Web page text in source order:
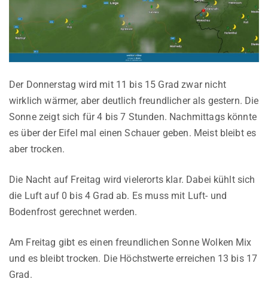
Der Donnerstag wird mit 11 bis 15 Grad zwar nicht
wirklich wärmer, aber deutlich freundlicher als gestern. Die
Sonne zeigt sich für 4 bis 7 Stunden. Nachmittags könnte
es über der Eifel mal einen Schauer geben. Meist bleibt es
aber trocken.
Die Nacht auf Freitag wird vielerorts klar. Dabei kühlt sich
die Luft auf 0 bis 4 Grad ab. Es muss mit Luft- und
Bodenfrost gerechnet werden.
Am Freitag gibt es einen freundlichen Sonne Wolken Mix
und es bleibt trocken. Die Höchstwerte erreichen 13 bis 17
Grad.